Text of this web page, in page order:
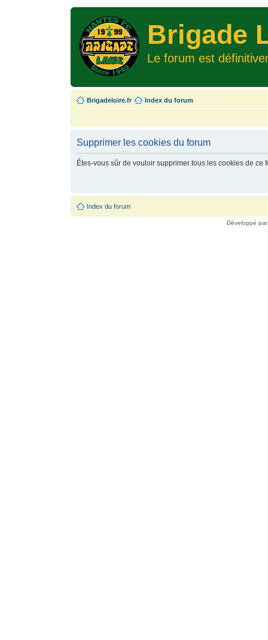
Brigade
Le forum est
Brigadeloire.fr Index du forum
Supprimer les cookies du forum
Êtes-vous sûr de vouloir supprimer tous les cookies de ce
Index du forum
Développé